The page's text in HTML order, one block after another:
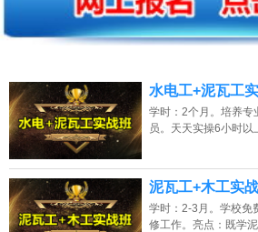
2026年8月8号_河南_钟同学（131****0191）报
2026年8月8号_重庆_王同学（131****8838）报名:
2026年8月8号_重庆_卢同学（134****4274）报名:
2026年8月8号_陕西_陈同学（139****4983）报
水电工+泥瓦工
学时：2个月。培养专
员。天天实操6小时以
泥瓦工+木工实
学时：2-3月。学校免
修工作。亮点：既学